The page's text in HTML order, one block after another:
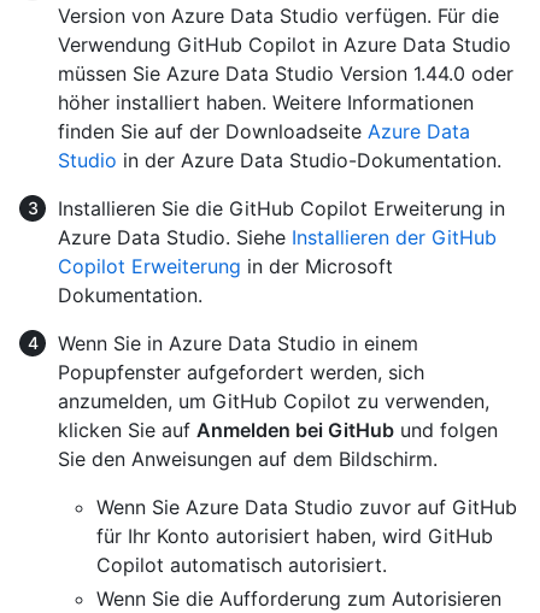
Version von Azure Data Studio verfügen. Für die
Verwendung GitHub Copilot in Azure Data Studio
müssen Sie Azure Data Studio Version 1.44.0 oder
höher installiert haben. Weitere Informationen
finden Sie auf der Downloadseite Azure Data
Studio in der Azure Data Studio-Dokumentation.
Installieren Sie die GitHub Copilot Erweiterung in
Azure Data Studio. Siehe Installieren der GitHub
Copilot Erweiterung in der Microsoft
Dokumentation.
Wenn Sie in Azure Data Studio in einem
Popupfenster aufgefordert werden, sich
anzumelden, um GitHub Copilot zu verwenden,
klicken Sie auf Anmelden bei GitHub und folgen
Sie den Anweisungen auf dem Bildschirm.
Wenn Sie Azure Data Studio zuvor auf GitHub
für Ihr Konto autorisiert haben, wird GitHub
Copilot automatisch autorisiert.
Wenn Sie die Aufforderung zum Autorisieren